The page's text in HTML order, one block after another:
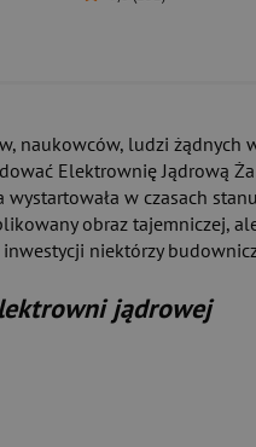
naukowców, ludzi
Elektrownię Jądrową
w czasach
obraz tajemniczej,
niektórzy
jądrowej